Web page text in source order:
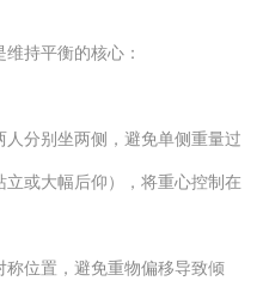
持平衡的核心：
分别坐两侧，避免单侧重量过
或大幅后仰），将重心控制在
位置，避免重物偏移导致倾